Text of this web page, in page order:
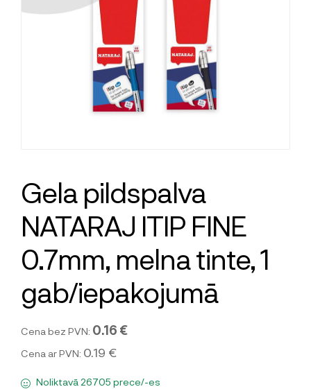
Gela pildspalva
NATARAJ ITIP FINE
0.7mm, melna tinte, 1
gab/iepakojumā
Cena bez PVN: 0.16 €
Cena ar PVN: 0.19 €
Noliktavā 26705 prece/-es